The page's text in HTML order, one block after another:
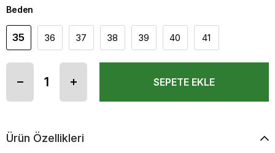
Beden
35 36 37 38 39 40 41
Ürün Özellikleri